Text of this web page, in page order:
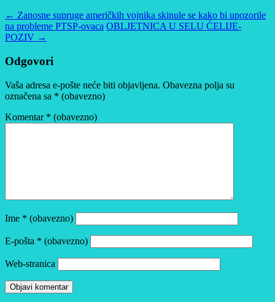
← Zanosne supruge američkih vojnika skinule se kako bi upozorile
na probleme PTSP-ovaca OBLJETNICA U SELU ĆELIJE-
POZIV →
Odgovori
Vaša adresa e-pošte neće biti objavljena. Obavezna polja su
označena sa * (obavezno)
Komentar * (obavezno)
Ime * (obavezno)
E-pošta * (obavezno)
Web-stranica